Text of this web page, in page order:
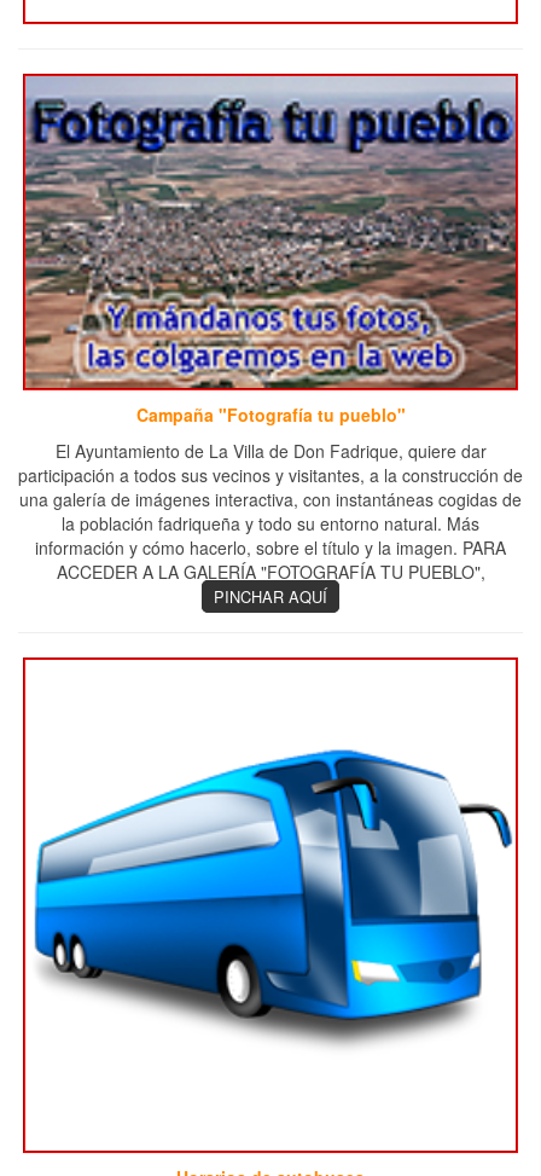
Campaña "Fotografía tu pueblo"
El Ayuntamiento de La Villa de Don Fadrique, quiere dar
participación a todos sus vecinos y visitantes, a la construcción de
una galería de imágenes interactiva, con instantáneas cogidas de
la población fadriqueña y todo su entorno natural. Más
información y cómo hacerlo, sobre el título y la imagen. PARA
ACCEDER A LA GALERÍA "FOTOGRAFÍA TU PUEBLO",
PINCHAR AQUÍ